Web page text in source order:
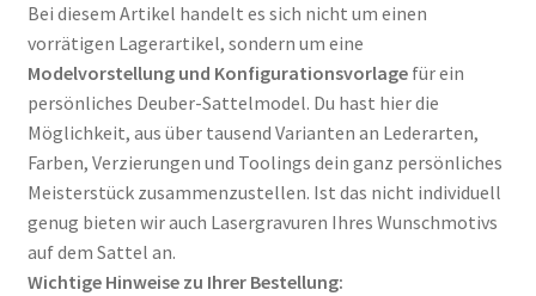
Bei diesem Artikel handelt es sich nicht um einen
vorrätigen Lagerartikel, sondern um eine
Modelvorstellung und Konfigurationsvorlagefür ein
persönliches Deuber-Sattelmodel. Du hast hier die
Möglichkeit, aus über tausend Varianten an Lederarten,
Farben, Verzierungen und Toolings dein ganz persönliches
Meisterstück zusammenzustellen. Ist das nicht individuell
genug bieten wir auch Lasergravuren Ihres Wunschmotivs
auf dem Sattel an.
Wichtige Hinweise zu Ihrer Bestellung: